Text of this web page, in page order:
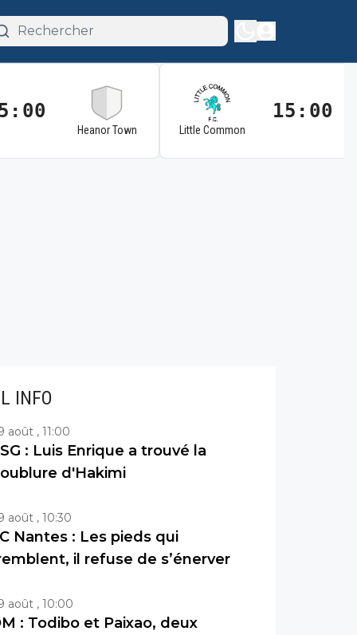
Heanor Town Little Common
15:00
INFO
août , 11:00
: Luis Enrique a trouvé la
d'Hakimi
août , 10:30
Nantes : Les pieds qui
il refuse de s’énerver
août , 10:00
: Todibo et Paixao, deux